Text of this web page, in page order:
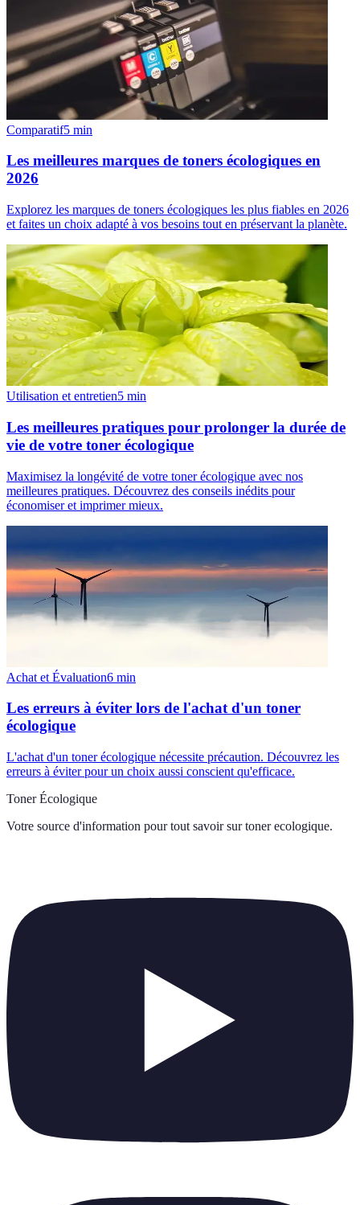
Comparatif5 min
Les meilleures marques de toners écologiques en
2026
Explorez les marques de toners écologiques les plus fiables en 2026
et faites un choix adapté à vos besoins tout en préservant la planète.
Utilisation et entretien5 min
Les meilleures pratiques pour prolonger la durée de
vie de votre toner écologique
Maximisez la longévité de votre toner écologique avec nos
meilleures pratiques. Découvrez des conseils inédits pour
économiser et imprimer mieux.
Achat et Évaluation6 min
Les erreurs à éviter lors de l'achat d'un toner
écologique
L'achat d'un toner écologique nécessite précaution. Découvrez les
erreurs à éviter pour un choix aussi conscient qu'efficace.
Toner Écologique
Votre source d'information pour tout savoir sur toner ecologique.